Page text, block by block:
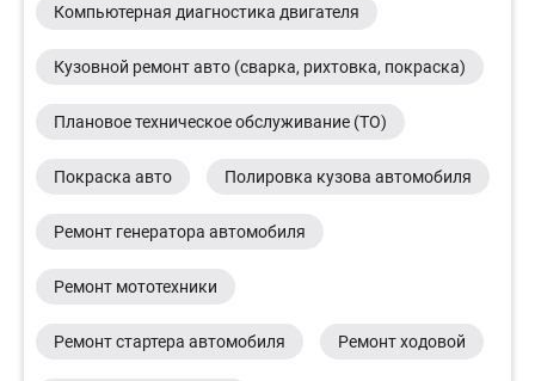
Компьютерная диагностика двигателя
Кузовной ремонт авто (сварка, рихтовка, покраска)
Плановое техническое обслуживание (ТО)
Покраска авто Полировка кузова автомобиля
Ремонт генератора автомобиля
Ремонт мототехники
Ремонт стартера автомобиля Ремонт ходовой